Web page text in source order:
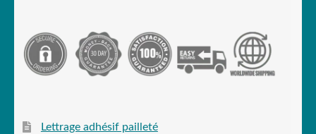
Lettrage adhésif pailleté